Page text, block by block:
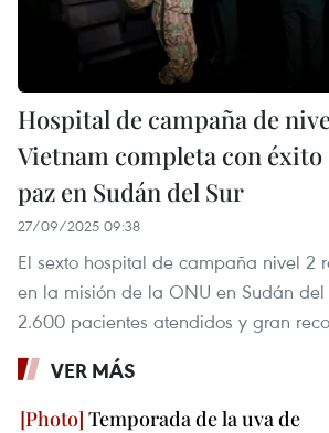
Hospital de campaña de
Vietnam completa con
paz en Sudán del Sur
27/09/2025 09:38
El sexto hospital de campaña nivel 2
en la misión de la ONU en Sudán del
2.600 pacientes atendidos y gran
VER MÁS
Temporada de la uva de